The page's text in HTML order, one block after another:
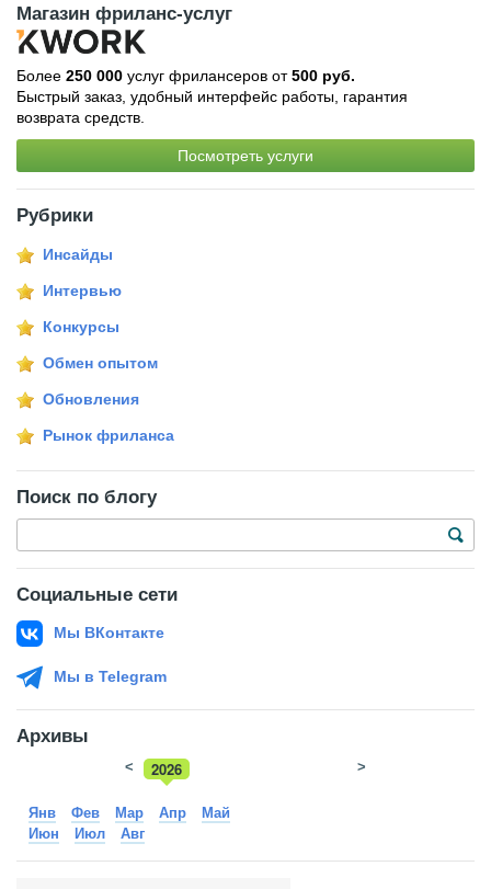
Магазин фриланс-услуг
Более 250 000 услуг фрилансеров от500 руб.
Быстрый заказ, удобный интерфейс работы, гарантия
возврата средств.
Посмотреть услуги
Рубрики
Инсайды
Интервью
Конкурсы
Обмен опытом
Обновления
Рынок фриланса
Поиск по блогу
Социальные сети
Мы ВКонтакте
Мы в Telegram
Архивы
2026
2025
< >
Янв Фев Мар Апр
Май
Июн
Июл Авг